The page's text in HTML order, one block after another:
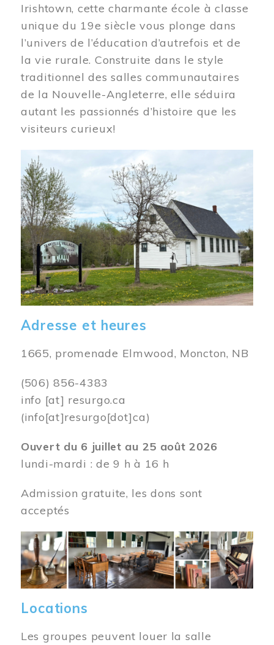
Irishtown, cette charmante école à classe
unique du 19e siècle vous plonge dans
l’univers de l’éducation d’autrefois et de
la vie rurale. Construite dans le style
traditionnel des salles communautaires
de la Nouvelle-Angleterre, elle séduira
autant les passionnés d’histoire que les
visiteurs curieux!
Image
Adresse et heures
1665, promenade Elmwood, Moncton, NB
(506) 856-4383
info [at] resurgo.ca
(info[at]resurgo[dot]ca)
Ouvert du 6 juillet au 25 août 2026
lundi-mardi : de 9 h à 16 h
Admission gratuite, les dons sont
acceptés
Image
Locations
Les groupes peuvent louer la salle